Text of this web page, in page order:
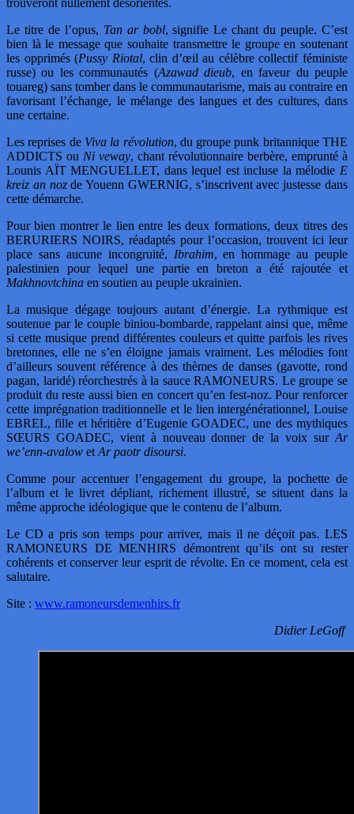
Le titre de l’opus, Tan ar bobl, signifie Le chant du peuple. C’est
bien là le message que souhaite transmettre le groupe en soutenant
les opprimés (Pussy Riotal, clin d’œil au célèbre collectif féministe
russe) ou les communautés (Azawad dieub, en faveur du peuple
touareg) sans tomber dans le communautarisme, mais au contraire en
favorisant l’échange, le mélange des langues et des cultures, dans
une certaine.
Les reprises de Viva la révolution, du groupe punk britannique THE
ADDICTS ou Ni veway, chant révolutionnaire berbère, emprunté à
Lounis AÏT MENGUELLET, dans lequel est incluse la mélodie E
kreiz an nozde Youenn GWERNIG, s’inscrivent avec justesse dans
cette démarche.
Pour bien montrer le lien entre les deux formations, deux titres des
BERURIERS NOIRS, réadaptés pour l’occasion, trouvent ici leur
place sans aucune incongruité, Ibrahim, en hommage au peuple
palestinien pour lequel une partie en breton a été rajoutée et
Makhnovtchina en soutien au peuple ukrainien.
La musique dégage toujours autant d’énergie. La rythmique est
soutenue par le couple biniou-bombarde, rappelant ainsi que, même
si cette musique prend différentes couleurs et quitte parfois les rives
bretonnes, elle ne s’en éloigne jamais vraiment. Les mélodies font
d’ailleurs souvent référence à des thèmes de danses (gavotte, rond
pagan, laridé) réorchestrés à la sauce RAMONEURS. Le groupe se
produit du reste aussi bien en concert qu’en fest-noz. Pour renforcer
cette imprégnation traditionnelle et le lien intergénérationnel, Louise
EBREL, fille et héritière d’Eugenie GOADEC, une des mythiques
SŒURS GOADEC, vient à nouveau donner de la voix sur Ar
we’enn-avalow et Ar paotr disoursi.
Comme pour accentuer l’engagement du groupe, la pochette de
l’album et le livret dépliant, richement illustré, se situent dans la
même approche idéologique que le contenu de l’album.
Le CD a pris son temps pour arriver, mais il ne déçoit pas. LES
RAMONEURS DE MENHIRS démontrent qu’ils ont su rester
cohérents et conserver leur esprit de révolte. En ce moment, cela est
salutaire.
Site : www.ramoneursdemenhirs.fr
Didier LeGoff